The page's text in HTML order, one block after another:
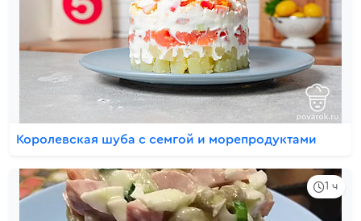
Королевская шуба с семгой и морепродуктами
1 ч